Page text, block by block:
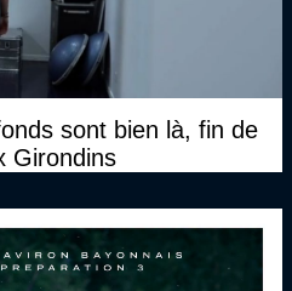
sont bien là, fin de
Girondins